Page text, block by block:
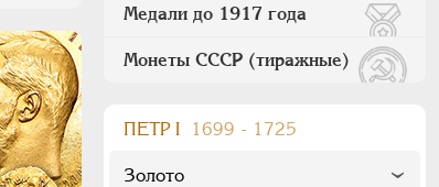
Медали до 1917 года
Монеты СССР (тиражные)
ПEТР I 1699 - 1725
Золото